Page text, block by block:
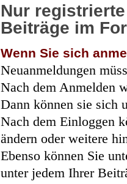
Nur
Beiträge im
Wenn Sie sich
Neuanmeldungen
Nach dem Anmelden
Dann können sie sich
Nach dem Einloggen
ändern oder weitere
Ebenso können Sie
unter jedem Ihrer